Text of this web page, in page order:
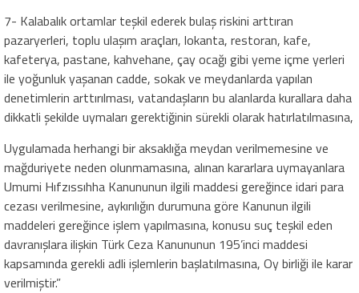
7- Kalabalık ortamlar teşkil ederek bulaş riskini arttıran
pazaryerleri, toplu ulaşım araçları, lokanta, restoran, kafe,
kafeterya, pastane, kahvehane, çay ocağı gibi yeme içme yerleri
ile yoğunluk yaşanan cadde, sokak ve meydanlarda yapılan
denetimlerin arttırılması, vatandaşların bu alanlarda kurallara daha
dikkatli şekilde uymaları gerektiğinin sürekli olarak hatırlatılmasına,
Uygulamada herhangi bir aksaklığa meydan verilmemesine ve
mağduriyete neden olunmamasına, alınan kararlara uymayanlara
Umumi Hıfzıssıhha Kanununun ilgili maddesi gereğince idari para
cezası verilmesine, aykırılığın durumuna göre Kanunun ilgili
maddeleri gereğince işlem yapılmasına, konusu suç teşkil eden
davranışlara ilişkin Türk Ceza Kanununun 195’inci maddesi
kapsamında gerekli adli işlemlerin başlatılmasına, Oy birliği ile karar
verilmiştir.”